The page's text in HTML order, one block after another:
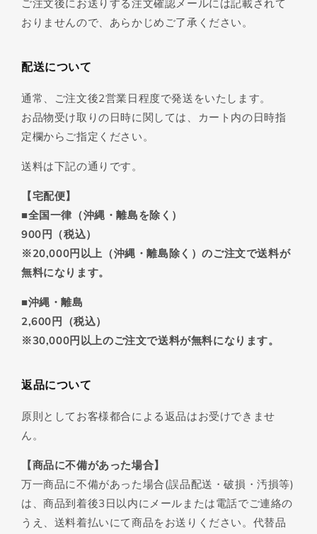
ご注文後にお送りする注文確認メールには記載されて
おりませんので、あらかじめご了承ください。
配送について
通常、ご注文後2営業日程度で発送をいたします。
お品物受け取りの日時に関しては、カート内の日時指
定欄からご指定ください。
送料は下記の通りです。
【宅配便】
■全国一律（沖縄・離島を除く）
900円（税込）
※20,000円以上（沖縄・離島除く）のご注文で送料が
無料になります。
■沖縄・離島
2,600円（税込）
※30,000円以上のご注文で送料が無料になります。
返品について
原則としてお客様都合による返品はお受けできませ
ん。
【商品に不備があった場合】
万一商品に不備があった場合(誤品配送・破損・汚損等)
は、商品到着後3日以内にメールまたは電話でご連絡の
うえ、送料着払いにて商品をお送りください。代替品